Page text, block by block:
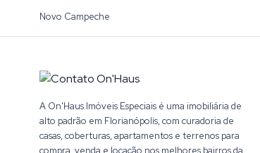
Novo Campeche
A On'Haus Imóveis Especiais é uma imobiliária de
alto padrão em Florianópolis, com curadoria de
casas, coberturas, apartamentos e terrenos para
compra, venda e locação nos melhores bairros da